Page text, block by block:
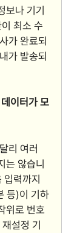
보나 기기
최소 수
가 완료되
가 발송되
이터가 모
리 여러
는 않습니
입력까지
등)이 기하
위로 번호
설정 기